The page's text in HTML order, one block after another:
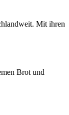
Mit ihren
Brot und